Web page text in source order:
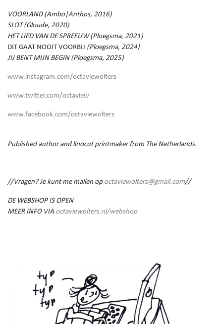
VOORLAND (Ambo|Anthos, 2016)
SLOT (Gloude, 2020)
HET LIED VAN DE SPREEUW (Ploegsma, 2021)
DIT GAAT NOOIT VOORBIJ (Ploegsma, 2024)
JIJ BENT MIJN BEGIN (Ploegsma, 2025)
www.instagram.com/octaviewolters
www.twitter.com/octaview
www.facebook.com/octaviewolters
Published author and linocut printmaker from The Netherlands.
//Vragen? Je kunt me mailen op octaviewolters@gmail.com//
DE WEBSHOP IS OPEN
MEER INFO VIA octaviewolters.nl/webshop